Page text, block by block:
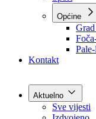
Turizam
Obrazovanje
Sport
Općine
Kontakt